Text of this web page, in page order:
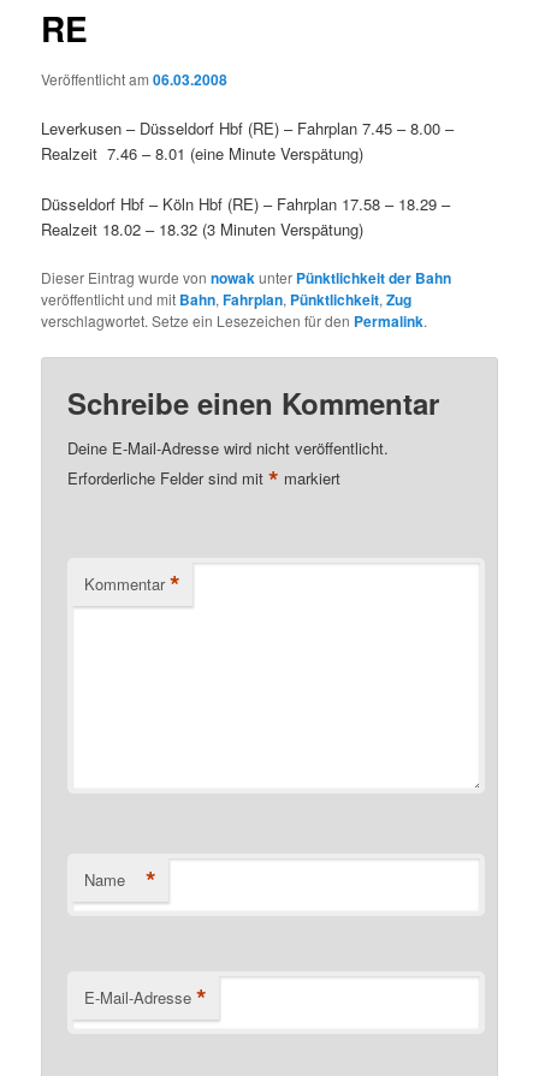
RE
Veröffentlicht am06.03.2008
Leverkusen – Düsseldorf Hbf (RE) – Fahrplan 7.45 – 8.00 –
Realzeit 7.46 – 8.01 (eine Minute Verspätung)
Düsseldorf Hbf – Köln Hbf (RE) – Fahrplan 17.58 – 18.29 –
Realzeit 18.02 – 18.32 (3 Minuten Verspätung)
Dieser Eintrag wurde vonnowakunter Pünktlichkeit der Bahn
veröffentlicht und mit Bahn,Fahrplan, Pünktlichkeit,Zug
verschlagwortet. Setze ein Lesezeichen für den Permalink.
Schreibe einen Kommentar
Deine E-Mail-Adresse wird nicht veröffentlicht.
Erforderliche Felder sind mit* markiert
Kommentar *
Name *
E-Mail-Adresse *